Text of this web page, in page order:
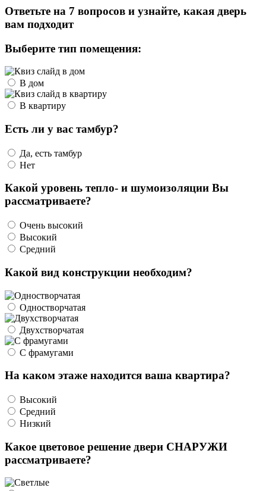
Ответьте на 7 вопросов и узнайте, какая дверь
вам подходит
Выберите тип помещения:
В дом
В квартиру
Есть ли у вас тамбур?
Да, есть тамбур
Нет
Какой уровень тепло- и шумоизоляции Вы
рассматриваете?
Очень высокий
Высокий
Средний
Какой вид конструкции необходим?
Одностворчатая
Двухстворчатая
С фрамугами
На каком этаже находится ваша квартира?
Высокий
Средний
Низкий
Какое цветовое решение двери СНАРУЖИ
рассматриваете?